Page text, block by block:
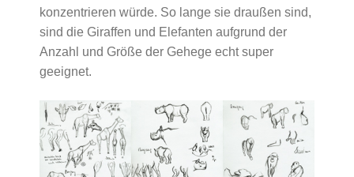
konzentrieren würde. So lange sie draußen sind,
sind die Giraffen und Elefanten aufgrund der
Anzahl und Größe der Gehege echt super
geeignet.